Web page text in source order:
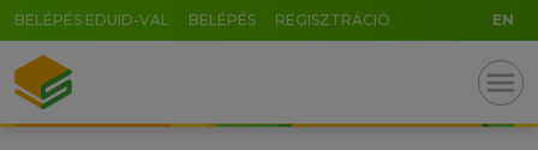
BELÉPÉS EDUID-VAL BELÉPÉS REGISZTRÁCIÓ EN
menu